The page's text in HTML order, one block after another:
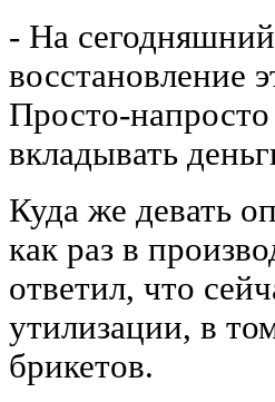
- На
восстановление
Просто-
вкладывать
Куда же девать
как раз в
ответил, что
утилизации, в
брикетов.